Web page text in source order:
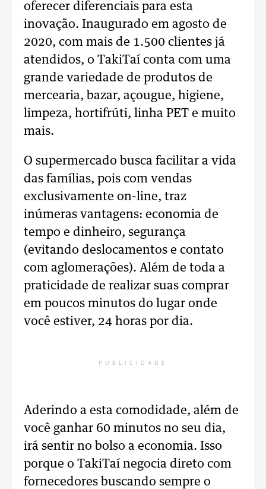
oferecer diferenciais para esta
inovação. Inaugurado em agosto de
2020, com mais de 1.500 clientes já
atendidos, o TakiTaí conta com uma
grande variedade de produtos de
mercearia, bazar, açougue, higiene,
limpeza, hortifrúti, linha PET e muito
mais.
O supermercado busca facilitar a vida
das famílias, pois com vendas
exclusivamente on-line, traz
inúmeras vantagens: economia de
tempo e dinheiro, segurança
(evitando deslocamentos e contato
com aglomerações). Além de toda a
praticidade de realizar suas comprar
em poucos minutos do lugar onde
você estiver, 24 horas por dia.
PUBLICIDADE
Aderindo a esta comodidade, além de
você ganhar 60 minutos no seu dia,
irá sentir no bolso a economia. Isso
porque o TakiTaí negocia direto com
fornecedores buscando sempre o